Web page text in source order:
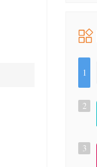
1
2
3